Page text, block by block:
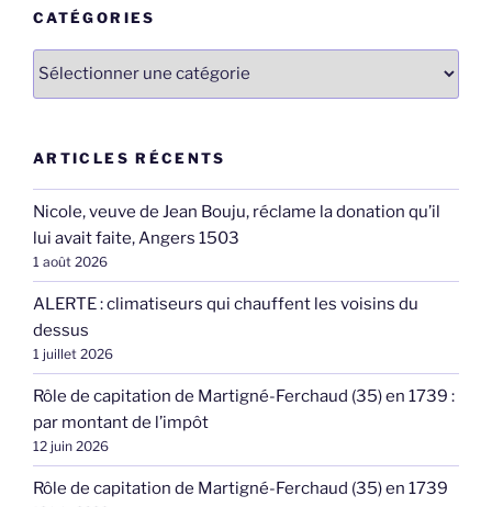
CATÉGORIES
Catégories
ARTICLES RÉCENTS
Nicole, veuve de Jean Bouju, réclame la donation qu’il
lui avait faite, Angers 1503
1 août 2026
ALERTE : climatiseurs qui chauffent les voisins du
dessus
1 juillet 2026
Rôle de capitation de Martigné-Ferchaud (35) en 1739 :
par montant de l’impôt
12 juin 2026
Rôle de capitation de Martigné-Ferchaud (35) en 1739